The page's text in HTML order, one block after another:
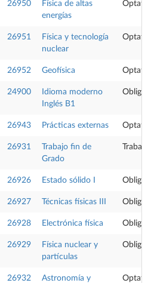
26950
Física de altas
energías
26951
Física y tecnología
nuclear
26952 Geofísica
24900
Idioma moderno
Inglés B1
26943 Prácticas externas
26931
Trabajo fin de
Grado
26926 Estado sólido I
26927 Técnicas físicas III
26928 Electrónica física
26929
Física nuclear y
partículas
26932
Astronomía y